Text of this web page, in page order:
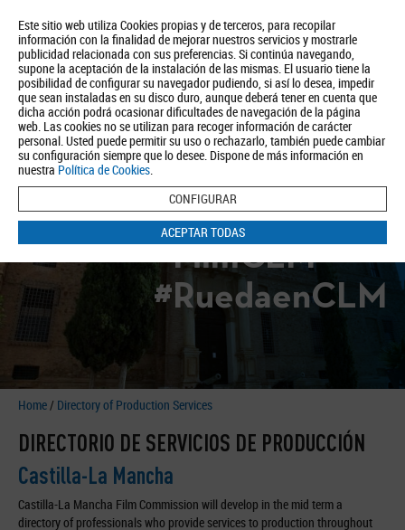
Este sitio web utiliza Cookies propias y de terceros, para recopilar
información con la finalidad de mejorar nuestros servicios y mostrarle
publicidad relacionada con sus preferencias. Si continúa navegando,
supone la aceptación de la instalación de las mismas. El usuario tiene la
posibilidad de configurar su navegador pudiendo, si así lo desea, impedir
que sean instaladas en su disco duro, aunque deberá tener en cuenta que
dicha acción podrá ocasionar dificultades de navegación de la página
web. Las cookies no se utilizan para recoger información de carácter
personal. Usted puede permitir su uso o rechazarlo, también puede cambiar
su configuración siempre que lo desee. Dispone de más información en
nuestra Política de Cookies.
CONFIGURAR
ACEPTAR TODAS
About us Tourism Política de Privacidad Aviso Legal Política de Cookies
BUSCAR
#FilmCLM
#RuedaenCLM
Home/ Directory of Production Services
DIRECTORIO DE SERVICIOS DE PRODUCCIÓN
Castilla-La Mancha
Castilla-La Mancha Film Commission will develop in the mid term a
directory of professionals who provide services to production throughout